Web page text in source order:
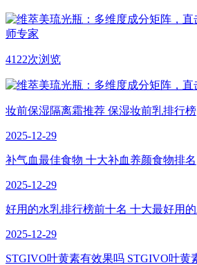
师专家
4122次浏览
妆前保湿隔离霜推荐 保湿妆前乳排行榜
2025-12-29
补气血最佳食物 十大补血养颜食物排名
2025-12-29
好用的水乳排行榜前十名 十大最好用
2025-12-29
STGIVO叶黄素有效果吗 STGIVO叶黄